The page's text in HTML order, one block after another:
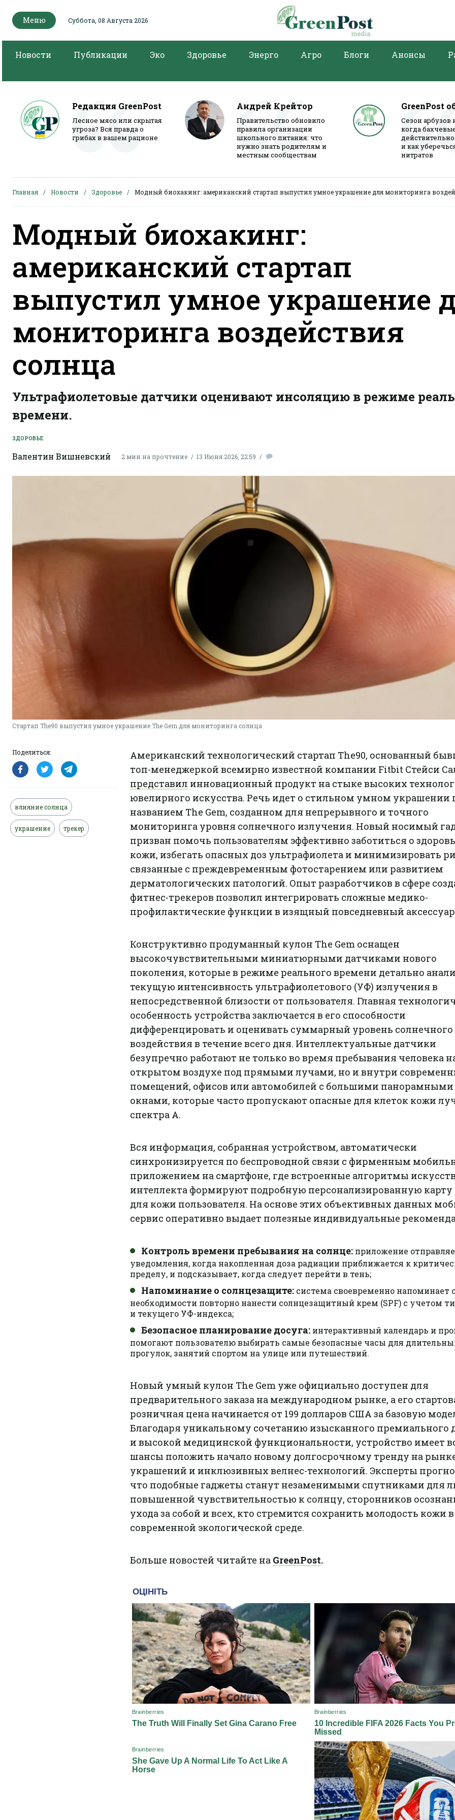
Меню Суббота, 08 Августа 2026
Новости Публикации Эко Здоровье Энерго Агро Блоги Анонсы
Редакция GreenPost
Лесное мясо или скрытая
угроза? Вся правда о
грибах в вашем рационе
Андрей Крейтор
Правительство обновило
правила организации
школьного питания: что
нужно знать родителям и
местным сообществам
GreenPost
Сезон арбузов
когда
и как
нитратов
Главная Новости Здоровье Модный биохакинг: американский стартап выпустил умное украшение для мониторинга
Модный биохакинг:
американский стартап
выпустил умное украшение
мониторинга воздействия
солнца
Ультрафиолетовые датчики оценивают инсоляцию в режиме
времени.
ЗДОРОВЬЕ
Валентин Вишневский 2 мин на прочтение 13 Июня 2026, 22:59
Стартап The90 выпустил умное украшение The Gem для мониторинга солнца
Поделиться:
влияние солнца
украшение трекер
Американский технологический стартап The90, основанный
топ-менеджеркой всемирно известной компании Fitbit Стейси
представил инновационный продукт на стыке высоких
ювелирного искусства. Речь идет о стильном умном украшении
названием The Gem, созданном для непрерывного и точного
мониторинга уровня солнечного излучения. Новый носимый
призван помочь пользователям эффективно заботиться о
кожи, избегать опасных доз ультрафиолета и минимизировать
связанные с преждевременным фотостарением или развитием
дерматологических патологий. Опыт разработчиков в сфере
фитнес-трекеров позволил интегрировать сложные медико-
профилактические функции в изящный повседневный
Конструктивно продуманный кулон The Gem оснащен
высокочувствительными миниатюрными датчиками нового
поколения, которые в режиме реального времени детально
текущую интенсивность ультрафиолетового (УФ) излучения в
непосредственной близости от пользователя. Главная
особенность устройства заключается в его способности
дифференцировать и оценивать суммарный уровень солнечного
воздействия в течение всего дня. Интеллектуальные датчики
безупречно работают не только во время пребывания человека
открытом воздухе под прямыми лучами, но и внутри
помещений, офисов или автомобилей с большими панорамными
окнами, которые часто пропускают опасные для клеток кожи
спектра А.
Вся информация, собранная устройством, автоматически
синхронизируется по беспроводной связи с фирменным
приложением на смартфоне, где встроенные алгоритмы
интеллекта формируют подробную персонализированную карту
для кожи пользователя. На основе этих объективных данных
сервис оперативно выдает полезные индивидуальные
Контроль времени пребывания на солнце: приложение
уведомления, когда накопленная доза радиации приближается к
пределу, и подсказывает, когда следует перейти в тень;
Напоминание о солнцезащите: система своевременно напоминает
необходимости повторно нанести солнцезащитный крем (SPF) с учетом
и текущего УФ-индекса;
Безопасное планирование досуга: интерактивный календарь и
помогают пользователю выбирать самые безопасные часы для
прогулок, занятий спортом на улице или путешествий.
Новый умный кулон The Gem уже официально доступен для
предварительного заказа на международном рынке, а его
розничная цена начинается от 199 долларов США за базовую
Благодаря уникальному сочетанию изысканного премиального
и высокой медицинской функциональности, устройство имеет
шансы положить начало новому долгосрочному тренду на
украшений и инклюзивных велнес-технологий. Эксперты
что подобные гаджеты станут незаменимыми спутниками для
повышенной чувствительностью к солнцу, сторонников
ухода за собой и всех, кто стремится сохранить молодость кожи в
современной экологической среде.
Больше новостей читайте на GreenPost.